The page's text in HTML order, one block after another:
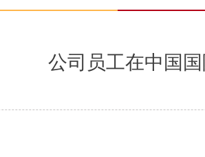
公司员工在中国